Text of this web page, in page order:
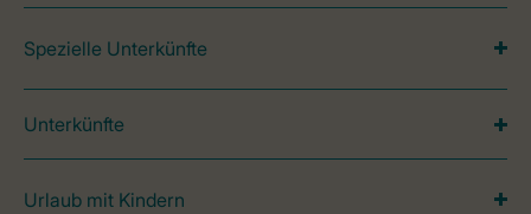
Spezielle Unterkünfte
Unterkünfte
Urlaub mit Kindern